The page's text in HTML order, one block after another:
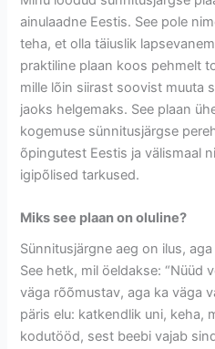
ainulaadne Eestis. See pole
teha, et olla täiuslik
praktiline plaan koos pehmelt
mille lõin siirast soovist muuta
jaoks helgemaks. See plaan
kogemuse sünnitusjärgse
õpingutest Eestis ja välismaal
igipõlised tarkused.
Miks see plaan on oluline?
Sünnitusjärgne aeg on ilus,
See hetk, mil öeldakse: “Nüüd
väga rõõmustav, aga ka väga
päris elu: katkendlik uni, keha,
kodutööd, sest beebi vajab